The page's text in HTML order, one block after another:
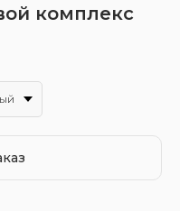
комплекс